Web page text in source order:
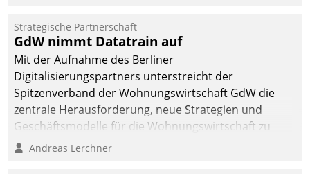
kommunale Wohnungsbauunternehmen daher
gemeinsam mit der Berliner Datatrain GmbH den
Teilprozess der Objektsanierung digitalisiert.
Strategische Partnerschaft
GdW nimmt Datatrain auf
Mit der Aufnahme des Berliner
Digitalisierungspartners unterstreicht der
Spitzenverband der Wohnungswirtschaft GdW die
zentrale Herausforderung, neue Strategien und
Geschäftsmodelle für die Wohnungswirtschaft zu
entwickeln.
Andreas Lerchner